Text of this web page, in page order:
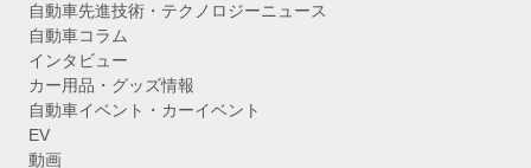
自動車先進技術・テクノロジーニュース
自動車コラム
インタビュー
カー用品・グッズ情報
自動車イベント・カーイベント
EV
動画